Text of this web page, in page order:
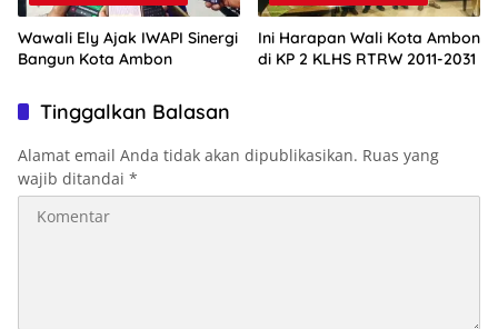
Wawali Ely Ajak IWAPI Sinergi
Bangun Kota Ambon
Ini Harapan Wali Kota Ambon
di KP 2 KLHS RTRW 2011-2031
Tinggalkan Balasan
Alamat email Anda tidak akan dipublikasikan. Ruas yang
wajib ditandai *